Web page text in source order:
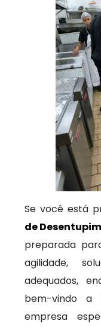
Se você está
de
preparada
agilidade,
adequados,
bem-vindo a
empresa